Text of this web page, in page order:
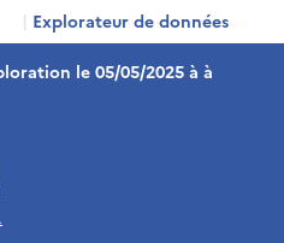
| Explorateur de données
le 05/05/2025 à à